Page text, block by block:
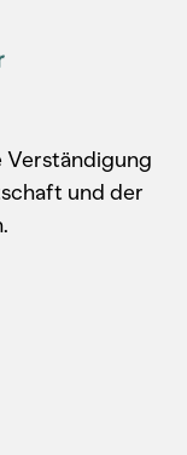
Verständigung
und der